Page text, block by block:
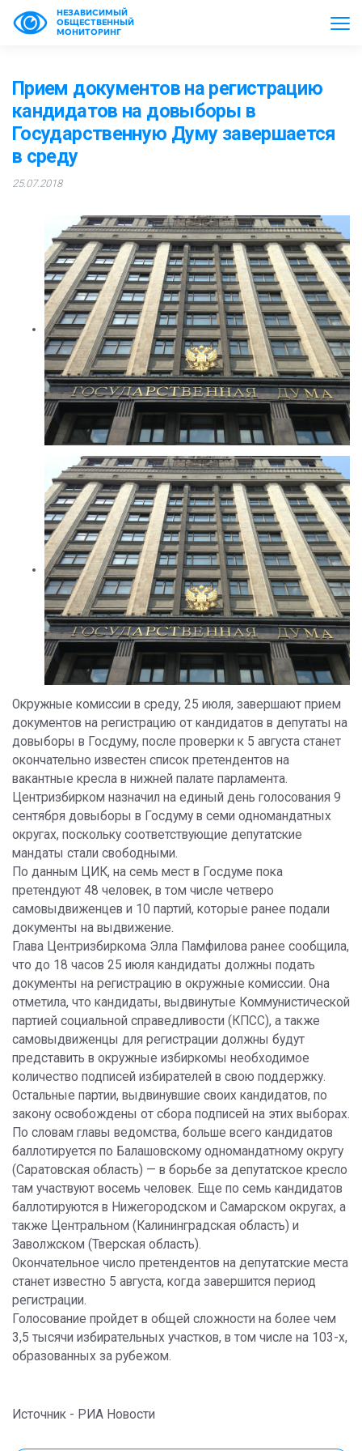
НЕЗАВИСИМЫЙ
ОБЩЕСТВЕННЫЙ
МОНИТОРИНГ
Прием документов на регистрацию
кандидатов на довыборы в
Государственную Думу завершается
в среду
25.07.2018
Окружные комиссии в среду, 25 июля, завершают прием
документов на регистрацию от кандидатов в депутаты на
довыборы в Госдуму, после проверки к 5 августа станет
окончательно известен список претендентов на
вакантные кресла в нижней палате парламента.
Центризбирком назначил на единый день голосования 9
сентября довыборы в Госдуму в семи одномандатных
округах, поскольку соответствующие депутатские
мандаты стали свободными.
По данным ЦИК, на семь мест в Госдуме пока
претендуют 48 человек, в том числе четверо
самовыдвиженцев и 10 партий, которые ранее подали
документы на выдвижение.
Глава Центризбиркома Элла Памфилова ранее сообщила,
что до 18 часов 25 июля кандидаты должны подать
документы на регистрацию в окружные комиссии. Она
отметила, что кандидаты, выдвинутые Коммунистической
партией социальной справедливости (КПСС), а также
самовыдвиженцы для регистрации должны будут
представить в окружные избиркомы необходимое
количество подписей избирателей в свою поддержку.
Остальные партии, выдвинувшие своих кандидатов, по
закону освобождены от сбора подписей на этих выборах.
По словам главы ведомства, больше всего кандидатов
баллотируется по Балашовскому одномандатному округу
(Саратовская область) — в борьбе за депутатское кресло
там участвуют восемь человек. Еще по семь кандидатов
баллотируются в Нижегородском и Самарском округах, а
также Центральном (Калининградская область) и
Заволжском (Тверская область).
Окончательное число претендентов на депутатские места
станет известно 5 августа, когда завершится период
регистрации.
Голосование пройдет в общей сложности на более чем
3,5 тысячи избирательных участков, в том числе на 103-х,
образованных за рубежом.
Источник - РИА Новости